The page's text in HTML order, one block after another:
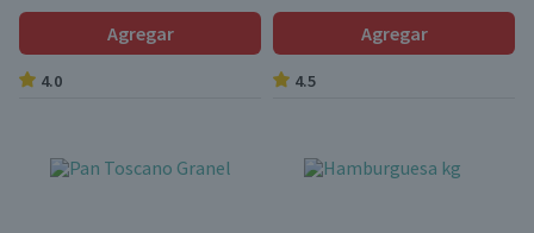
Agregar
4.0
Agregar
4.5